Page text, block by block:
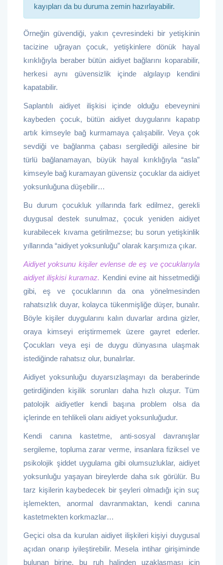
kayıpları da bu duruma zemin hazırlayabilir.
Örneğin güvendiği, yakın çevresindeki bir yetişkinin
tacizine uğrayan çocuk, yetişkinlere dönük hayal
kırıklığıyla beraber bütün aidiyet bağlarını koparabilir,
herkesi aynı güvensizlik içinde algılayıp kendini
kapatabilir.
Saplantılı aidiyet ilişkisi içinde olduğu ebeveynini
kaybeden çocuk, bütün aidiyet duygularını kapatıp
artık kimseyle bağ kurmamaya çalışabilir. Veya çok
sevdiği ve bağlanma çabası sergilediği ailesine bir
türlü bağlanamayan, büyük hayal kırıklığıyla “asla”
kimseyle bağ kuramayan güvensiz çocuklar da aidiyet
yoksunluğuna düşebilir…
Bu durum çocukluk yıllarında fark edilmez, gerekli
duygusal destek sunulmaz, çocuk yeniden aidiyet
kurabilecek kıvama getirilmezse; bu sorun yetişkinlik
yıllarında “aidiyet yoksunluğu” olarak karşımıza çıkar.
Aidiyet yoksunu kişiler evlense de eş ve çocuklarıyla
aidiyet ilişkisi kuramaz. Kendini evine ait hissetmediği
gibi, eş ve çocuklarının da ona yönelmesinden
rahatsızlık duyar, kolayca tükenmişliğe düşer, bunalır.
Böyle kişiler duygularını kalın duvarlar ardına gizler,
oraya kimseyi eriştirmemek üzere gayret ederler.
Çocukları veya eşi de duygu dünyasına ulaşmak
istediğinde rahatsız olur, bunalırlar.
Aidiyet yoksunluğu duyarsızlaşmayı da beraberinde
getirdiğinden kişilik sorunları daha hızlı oluşur. Tüm
patolojik aidiyetler kendi başına problem olsa da
içlerinde en tehlikeli olanı aidiyet yoksunluğudur.
Kendi canına kastetme, anti-sosyal davranışlar
sergileme, topluma zarar verme, insanlara fiziksel ve
psikolojik şiddet uygulama gibi olumsuzluklar, aidiyet
yoksunluğu yaşayan bireylerde daha sık görülür. Bu
tarz kişilerin kaybedecek bir şeyleri olmadığı için suç
işlemekten, anormal davranmaktan, kendi canına
kastetmekten korkmazlar…
Geçici olsa da kurulan aidiyet ilişkileri kişiyi duygusal
açıdan onarıp iyileştirebilir. Mesela intihar girişiminde
bulunan birine, bu ruh halinden uzaklaşması için